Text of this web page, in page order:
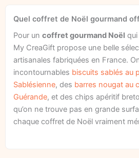
Quel coffret de Noël gourmand
Pour un coffret gourmand Noël qui
My CreaGift propose une belle
artisanales fabriquées en France.
incontournables biscuits sablés au
Sablésienne, des barres nougat au
Guérande, et des chips apéritif
qu’on ne trouve pas en grande
chaque coffret de Noël vraiment